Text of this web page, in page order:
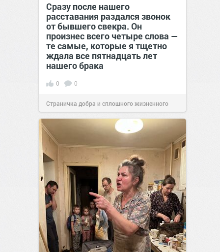
Сразу после нашего
расставания раздался звонок
от бывшего свекра. Он
произнес всего четыре слова —
те самые, которые я тщетно
ждала все пятнадцать лет
нашего брака
0 0
Страничка добра и сплошного жизненного
позитива!00:29Вчера